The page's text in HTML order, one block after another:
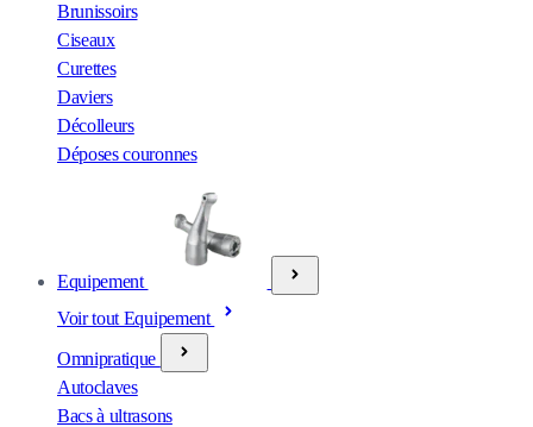
Brunissoirs
Ciseaux
Curettes
Daviers
Décolleurs
Déposes couronnes
Equipement
Voir tout Equipement
Omnipratique
Autoclaves
Bacs à ultrasons